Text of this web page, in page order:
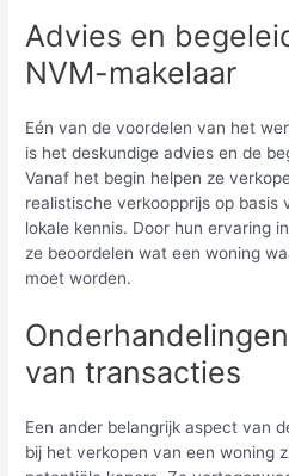
Advies en
NVM-makelaar
Eén van de voordelen van het
is het deskundige advies en de
Vanaf het begin helpen ze
realistische verkoopprijs op basis
lokale kennis. Door hun ervaring
ze beoordelen wat een woning
moet worden.
van transacties
Een ander belangrijk aspect van
bij het verkopen van een woning